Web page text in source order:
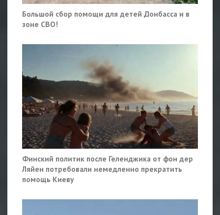
Большой сбор помощи для детей Донбасса и в
зоне СВО!
Финский политик после Геленджика от фон дер
Ляйен потребовали немедленно прекратить
помощь Киеву